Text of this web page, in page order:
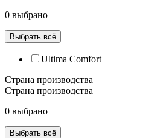
0 выбрано
Выбрать всё
Ultima Comfort
Страна производства
Страна производства
0 выбрано
Выбрать всё